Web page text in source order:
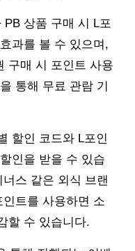
상품 구매 시 L포
과를 볼 수 있으며,
구매 시 포인트 사용
통해 무료 관람 기
할인 코드와 L포인
인을 받을 수 있습
스 같은 외식 브랜
트를 사용하면 소
할 수 있습니다.